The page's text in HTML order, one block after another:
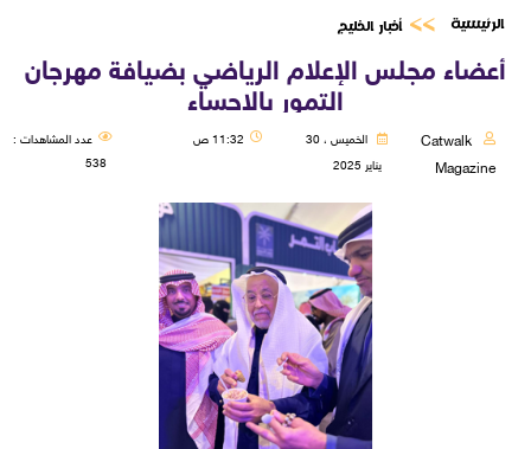
الرئيسية أخبار الخليج
أعضاء مجلس الإعلام الرياضي بضيافة مهرجان
التمور بالاحساء
Catwalk
Magazine
الخميس ، 30
يناير 2025
11:32 ص
عدد المشاهدات :
538